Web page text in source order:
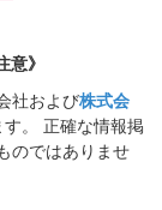
意》
社および株式会
。 正確な情報掲
のではありませ